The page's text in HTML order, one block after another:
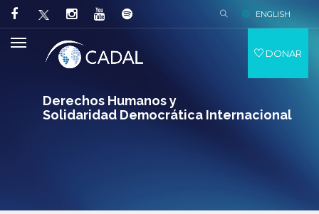
Derechos Humanos y
Solidaridad Democrática Internacional
ENGLISH
DONAR